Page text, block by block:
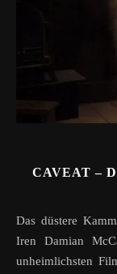
CAVEAT –
Das düstere Kammerspiel Caveat markiert das Regiedebüt des
Iren Damian
unheimlichsten